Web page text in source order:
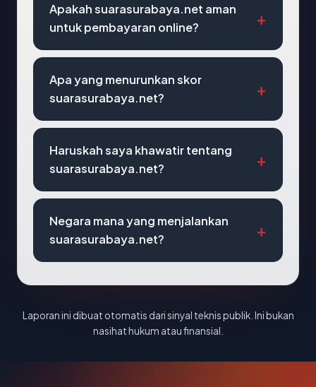
Apakah suarasurabaya.net aman
untuk pembayaran online?
Apa yang menurunkan skor
suarasurabaya.net?
Haruskah saya khawatir tentang
suarasurabaya.net?
Negara mana yang menjalankan
suarasurabaya.net?
Laporan ini dibuat otomatis dari sinyal teknis publik. Ini bukan
nasihat hukum atau finansial.